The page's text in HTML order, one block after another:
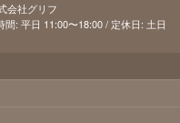
会社グリフ
: 平日 11:00〜18:00 / 定休日: 土日